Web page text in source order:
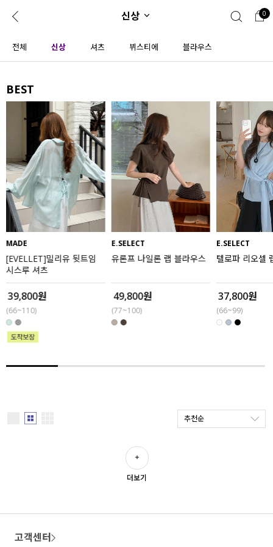
로그인 0
ENG
JP
콘텐츠 리뷰 & 혜택 플러스핏 회원혜택
CATEGORY COMMUNITY
도착보장⚡
인플루언서 pick!
신상 5%
베스트
MADE
세트할인 ~30%
하객룩
원피스
니트
ALL
익스클루시브
아우터
블라우스
액티브웨어
ACC
신상 0
전체 신상 셔츠 뷔스티에 블라우스
BEST
MADE
[EVELLET]밀리유 뒷트임
시스루 셔츠
39,800원
(66~110)
E.SELECT
유론프 나일론 랩 블라우스
49,800원
(77~100)
E.SELECT
텔로파 리오셀
37,800원
(66~99)
추천순
더보기
고객센터